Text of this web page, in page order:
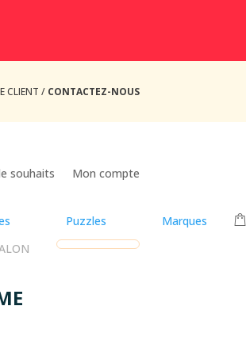
CLIENT / CONTACTEZ-NOUS
souhaits Mon compte
Puzzles
Marques